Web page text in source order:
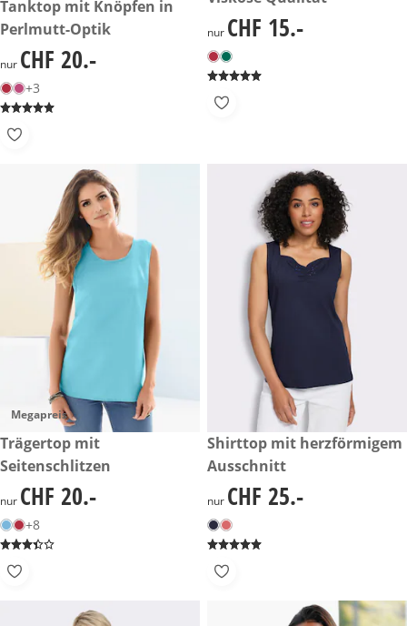
CHF 20.-
Tanktop mit Knöpfen in
Perlmutt-Optik
CHF 20.-
nur CHF 20.-
+3
CHF 15.-
nur CHF 15.-
Megapreis
CHF 20.-
Trägertop mit
Seitenschlitzen
CHF 20.-
nur CHF 20.-
+8
CHF 25.-
Shirttop mit herzförmigem
Ausschnitt
CHF 25.-
nur CHF 25.-